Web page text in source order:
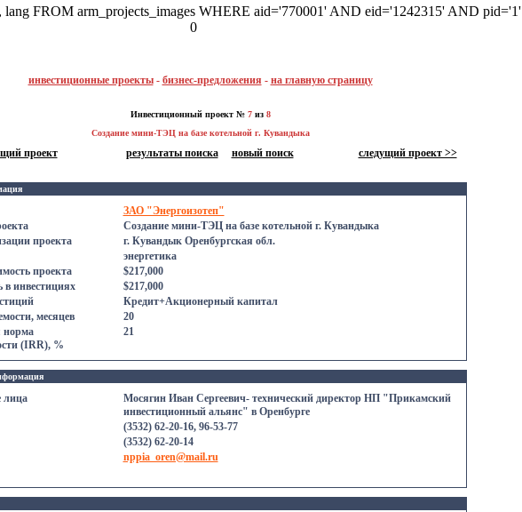
lang FROM arm_projects_images WHERE aid='770001' AND eid='1242315' AND pid='1'
0
инвестиционные проекты- бизнес-предложения - на главную страницу
Инвестиционный проект № 7из 8
Создание мини-ТЭЦ на базе котельной г. Кувандыка
проект результаты поиска новый поиск следущий проект >>
ЗАО "Энергоизотеп"
Создание мини-ТЭЦ на базе котельной г. Кувандыка
проекта
г. Кувандык Оренбургская обл.
энергетика
проекта
$217,000
в инвестициях
$217,000
Кредит+Акционерный капитал
месяцев
20
норма
(IRR), %
21
лица
Мосягин Иван Сергеевич- технический директор НП "Прикамский
инвестиционный альянс" в Оренбурге
(3532) 62-20-16, 96-53-77
(3532) 62-20-14
nppia_oren@mail.ru